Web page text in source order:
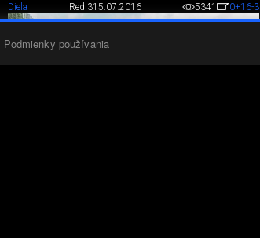
Podmienky používania
Diela Red 315.07.2016 5341 0+16-3